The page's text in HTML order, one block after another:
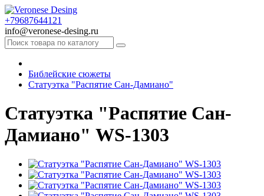
+79687644121
info@veronese-desing.ru
Библейские сюжеты
Статуэтка "Распятие Сан-Дамиано"
Статуэтка "Распятие Сан-
Дамиано" WS-1303